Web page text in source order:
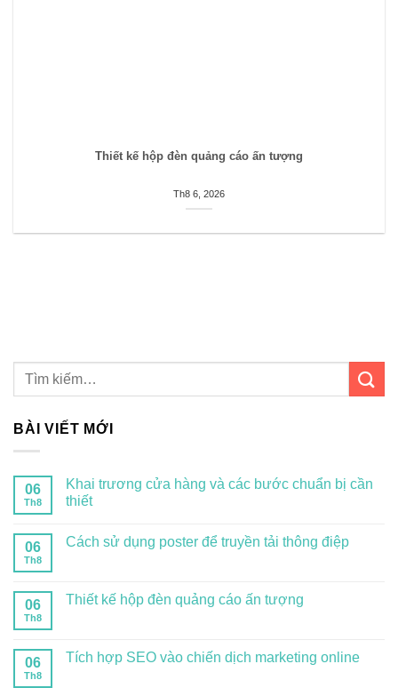
Thiết kế hộp đèn quảng cáo ấn tượng
Th8 6, 2026
BÀI VIẾT MỚI
06
Th8
Khai trương cửa hàng và các bước chuẩn bị cần
thiết
06
Th8
Cách sử dụng poster để truyền tải thông điệp
06
Th8
Thiết kế hộp đèn quảng cáo ấn tượng
06
Th8
Tích hợp SEO vào chiến dịch marketing online